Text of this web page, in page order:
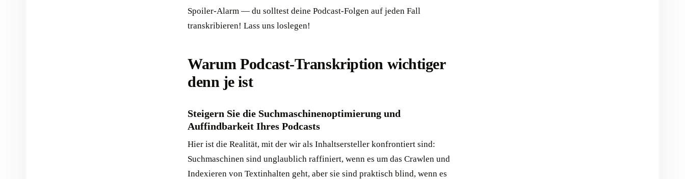
Spoiler-Alarm — du solltest deine Podcast-Folgen auf jeden Fall
transkribieren! Lass uns loslegen!
Warum Podcast-Transkription wichtiger
denn je ist
Steigern Sie die Suchmaschinenoptimierung und
Auffindbarkeit Ihres Podcasts
Hier ist die Realität, mit der wir als Inhaltsersteller konfrontiert sind:
Suchmaschinen sind unglaublich raffiniert, wenn es um das Crawlen und
Indexieren von Textinhalten geht, aber sie sind praktisch blind, wenn es